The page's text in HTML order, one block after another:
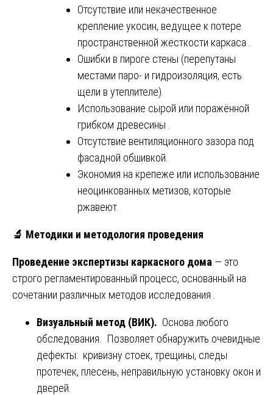
Отсутствие или некачественное
крепление укосин, ведущее к потере
пространственной жёсткости каркаса .
Ошибки в пироге стены (перепутаны
местами паро- и гидроизоляция, есть
щели в утеплителе).
Использование сырой или поражённой
грибком древесины .
Отсутствие вентиляционного зазора под
фасадной обшивкой.
Экономия на крепеже или использование
неоцинкованных метизов, которые
ржавеют.
🔬 Методики и методология проведения
Проведение экспертизы каркасного дома — это
строго регламентированный процесс, основанный на
сочетании различных методов исследования .
Визуальный метод (ВИК). Основа любого
обследования. Позволяет обнаружить очевидные
дефекты: кривизну стоек, трещины, следы
протечек, плесень, неправильную установку окон и
дверей.